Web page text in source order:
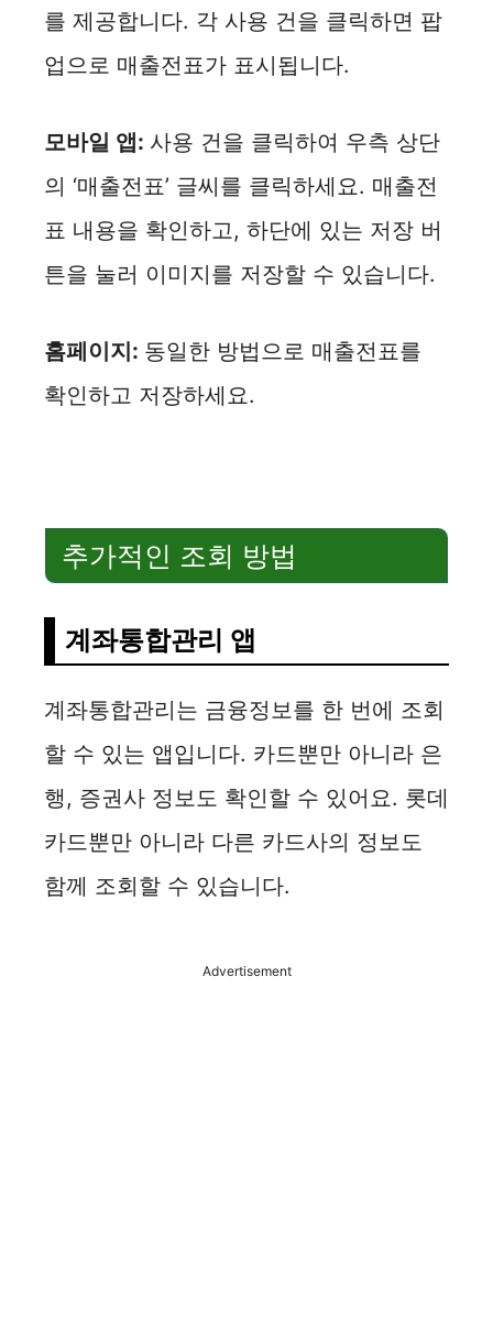
를 제공합니다. 각 사용 건을 클릭하면 팝
업으로 매출전표가 표시됩니다.
모바일 앱: 사용 건을 클릭하여 우측 상단
의 ‘매출전표’ 글씨를 클릭하세요. 매출전
표 내용을 확인하고, 하단에 있는 저장 버
튼을 눌러 이미지를 저장할 수 있습니다.
홈페이지: 동일한 방법으로 매출전표를
확인하고 저장하세요.
추가적인 조회 방법
계좌통합관리 앱
계좌통합관리는 금융정보를 한 번에 조회
할 수 있는 앱입니다. 카드뿐만 아니라 은
행, 증권사 정보도 확인할 수 있어요. 롯데
카드뿐만 아니라 다른 카드사의 정보도
함께 조회할 수 있습니다.
Advertisement